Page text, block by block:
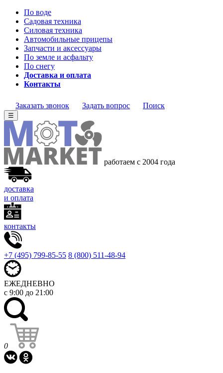
По воде
Садовая техника
Силовая техника
Автомобильные прицепы
Запчасти и аксессуары
По земле и асфальту
По снегу
Доставка и оплата
Контакты
Заказать звонок Задать вопрос Поиск
☰
работаем с 2004 года
доставка
и оплата
контакты
+7 (495) 799-85-55 8 (800) 511-48-94
ЕЖЕДНЕВНО
с 9:00 до 21:00
0